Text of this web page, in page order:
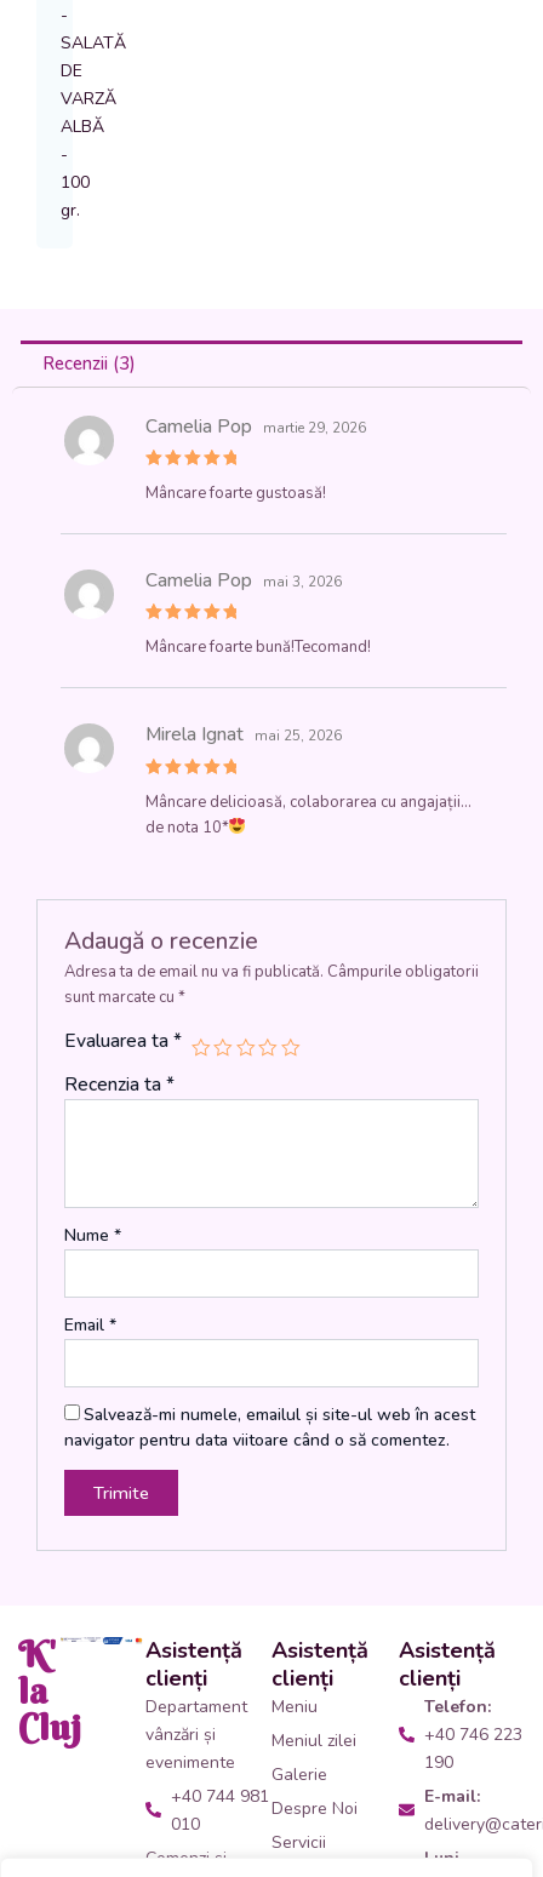
-
SALATĂ
DE
VARZĂ
ALBĂ
-
100
gr.
Recenzii (3)
5din 5
Camelia Pop martie 29, 2026
Mâncare foarte gustoasă!
Evaluat la
5din 5
Camelia Pop mai 3, 2026
Mâncare foarte bună!Tecomand!
5din 5
Mirela Ignat mai 25, 2026
Mâncare delicioasă, colaborarea cu angajații…
de nota 10*
Adaugă o recenzie
Adresa ta de email nu va fi publicată. Câmpurile obligatorii
sunt marcate cu *
Evaluarea ta*
Recenzia ta*
Nume *
Email *
Salvează-mi numele, emailul și site-ul web în acest
navigator pentru data viitoare când o să comentez.
K'
la
Cluj
Asistență
clienți
Departament
vânzări și
evenimente
+40 744 981
010
Comenzi și
Asistență
clienți
Meniu
Meniul zilei
Galerie
Despre Noi
Servicii
Asistență
clienți
Telefon:
+40 746 223
190
E-mail:
Luni -